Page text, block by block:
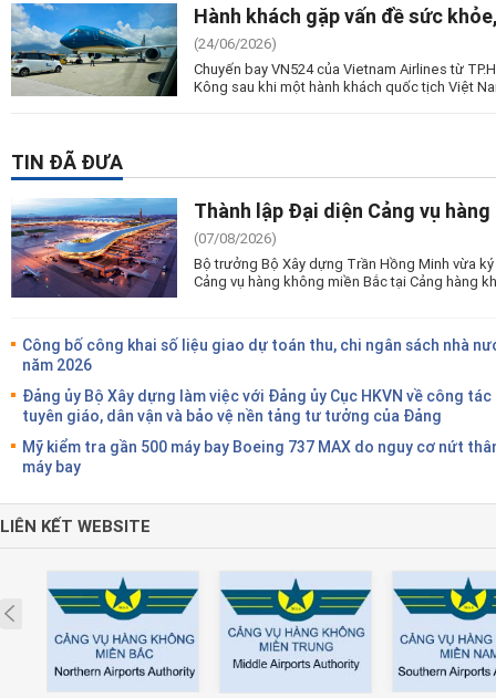
Hành khách gặp vấn đề sức
(24/06/2026)
Chuyến bay VN524 của Vietnam Airlines từ
Kông sau khi một hành khách quốc tịch Việt
TIN ĐÃ ĐƯA
Thành lập Đại diện Cảng vụ
(07/08/2026)
Bộ trưởng Bộ Xây dựng Trần Hồng Minh vừa
Cảng vụ hàng không miền Bắc tại Cảng hàng
Công bố công khai số liệu giao dự toán thu, chi ngân sách nhà
năm 2026
Đảng ủy Bộ Xây dựng làm việc với Đảng ủy Cục HKVN về công tác
tuyên giáo, dân vận và bảo vệ nền tảng tư tưởng của Đảng
Mỹ kiểm tra gần 500 máy bay Boeing 737 MAX do nguy cơ nứt
máy bay
LIÊN KẾT WEBSITE
Prev